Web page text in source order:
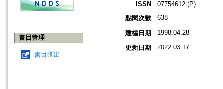
書目管理
書目匯出
ISSN
07754612 (P)
點閱次數
638
建檔日期 1998.04.28
更新日期 2022.03.17